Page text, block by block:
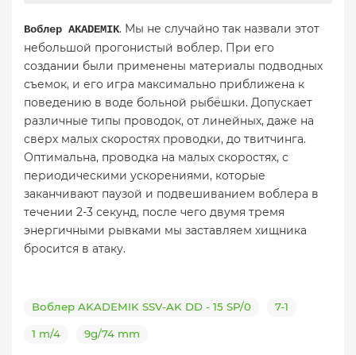
Воблер AKADEMIK. Мы не случайно так назвали этот
небольшой прогонистый воблер. При его
создании были применены материалы подводных
съемок, и его игра максимально приближена к
поведению в воде больной рыбёшки. Допускает
различные типы проводок, от линейных, даже на
сверх малых скоростях проводки, до твитчинга.
Оптимальна, проводка на малых скоростях, с
периодическими ускорениями, которые
заканчивают паузой и подвешиванием воблера в
течении 2-3 секунд, после чего двумя тремя
энергичными рывками мы заставляем хищника
бросится в атаку.
Воблер AKADEMIK SSV-AK DD - 15 SP/0 7-1
1 m/4 9g/74 mm